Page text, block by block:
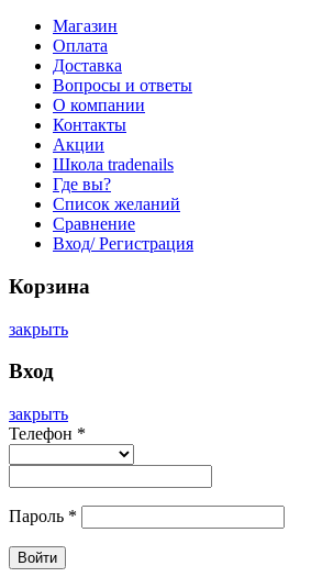
Магазин
Оплата
Доставка
Вопросы и ответы
О компании
Контакты
Акции
Школа tradenails
Где вы?
Список желаний
Сравнение
Вход/ Регистрация
Корзина
закрыть
Вход
закрыть
Телефон *
Пароль *
Войти